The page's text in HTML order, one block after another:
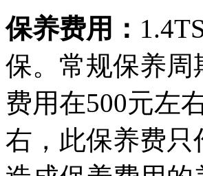
保养费用：
保。常规保养周
费用在500元左
右，此保养费